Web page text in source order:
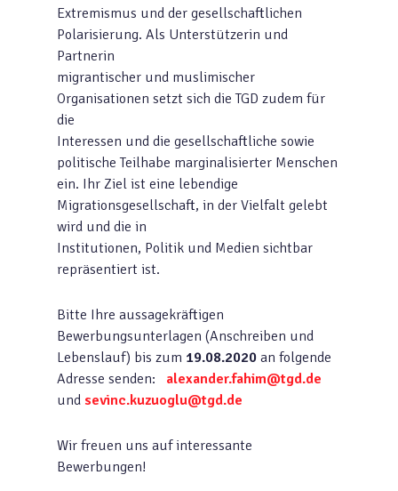
Extremismus und der gesellschaftlichen
Polarisierung. Als Unterstützerin und
Partnerin
migrantischer und muslimischer
Organisationen setzt sich die TGD zudem für
die
Interessen und die gesellschaftliche sowie
politische Teilhabe marginalisierter Menschen
ein. Ihr Ziel ist eine lebendige
Migrationsgesellschaft, in der Vielfalt gelebt
wird und die in
Institutionen, Politik und Medien sichtbar
repräsentiert ist.
Bitte Ihre aussagekräftigen
Bewerbungsunterlagen (Anschreiben und
Lebenslauf) bis zum 19.08.2020 an folgende
Adresse senden: alexander.fahim@tgd.de
und sevinc.kuzuoglu@tgd.de
Wir freuen uns auf interessante
Bewerbungen!